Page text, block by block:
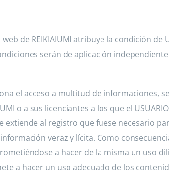
de REIKIAIUMI atribuye la condición
serán de aplicación
el acceso a multitud de informaciones,
o a sus licenciantes a los que el
extiende al registro que fuese necesario
veraz y lícita. Como
a hacer de la misma un uso
a hacer un uso adecuado de los